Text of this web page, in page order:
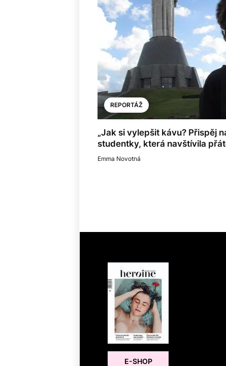
REPORTÁŽ
„Jak si vylepšit kávu? Přispěj
studentky, která navštívila
Emma Novotná
E-SHOP